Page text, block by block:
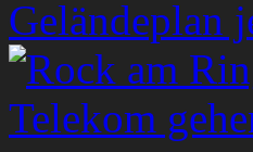
Geländeplan